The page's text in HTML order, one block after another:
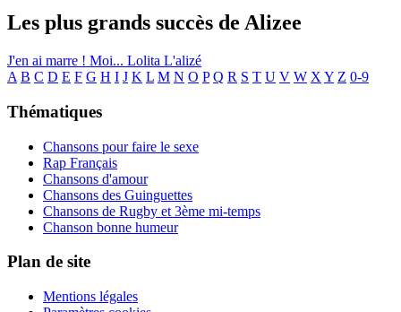
Les plus grands succès de Alizee
J'en ai marre ! Moi... Lolita L'alizé
A B C D E F G H I J K L M N O P Q R S T U V W X Y Z 0-9
Thématiques
Chansons pour faire le sexe
Rap Français
Chansons d'amour
Chansons des Guinguettes
Chansons de Rugby et 3ème mi-temps
Chanson bonne humeur
Plan de site
Mentions légales